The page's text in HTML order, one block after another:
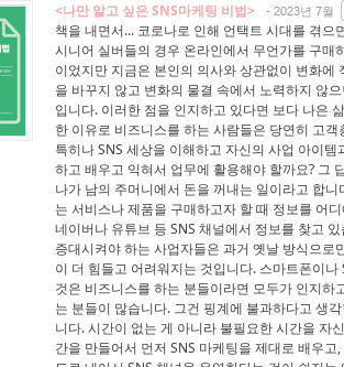
<나만 알고 싶은 SNS마케팅 비법> - 2023년 7월
책을 내면서... 코로나로 인해 언택트 시대를 겪
시니어 실버들의 경우 온라인에서 무언가를 구
이었지만 지금은 본인의 의사와 상관없이 변화
을 바꾸지 않고 변화의 물결 속에서 노력하지 않
입니다. 이러한 점을 인지하고 있다면 보다 나은
한 이유로 비즈니스를 하는 사람들은 당연히 고
특히나 SNS 세상을 이해하고 자신의 사업 아이
하고 배우고 익혀서 업무에 활용해야 할까요? 그
나가 남의 주머니에서 돈을 꺼내는 일이라고 합
는 서비스나 제품을 구매하고자 할 때 정보를 어
네이버나 유튜브 등 SNS 채널에서 정보를 찾고
증대시켜야 하는 사업자들은 과거 옛날 방식으
이 더 힘들고 어려워지는 것입니다. 스마트폰이
것은 비즈니스를 하는 분들이라면 모두가 인지하
는 분들이 많습니다. 그건 핑계에 불과하다고 생
니다. 시간이 없는 게 아니라 불필요한 시간을 자
간을 만들어서 먼저 SNS 마케팅을 제대로 배우